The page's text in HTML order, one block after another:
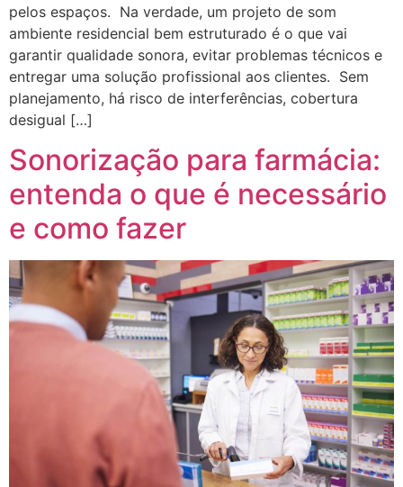
pelos espaços. Na verdade, um projeto de som
ambiente residencial bem estruturado é o que vai
garantir qualidade sonora, evitar problemas técnicos e
entregar uma solução profissional aos clientes. Sem
planejamento, há risco de interferências, cobertura
desigual […]
Sonorização para farmácia:
entenda o que é necessário
e como fazer